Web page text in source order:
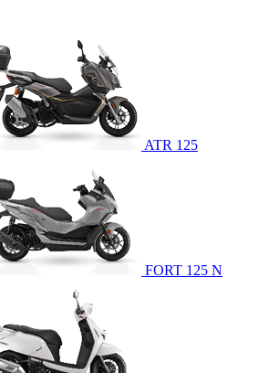
ATR 125
FORT 125 N